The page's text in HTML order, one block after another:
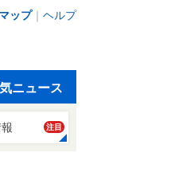
ップ｜ ヘルプ
ニュース
注目